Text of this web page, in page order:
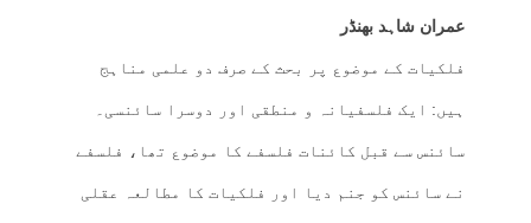
عمران شاہد بھنڈر
فلکیات کے موضوع پر بحث کے صرف دو علمی مناہج
ہیں: ایک فلسفیانہ و منطقی اور دوسرا سائنسی۔
سائنس سے قبل کائنات فلسفے کا موضوع تھا، فلسفے
نے سائنس کو جنم دیا اور فلکیات کا مطالعہ عقلی